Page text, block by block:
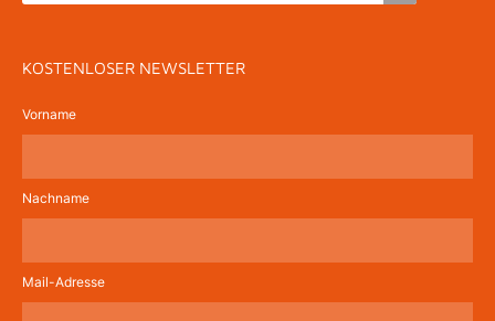
KOSTENLOSER NEWSLETTER
Vorname
Nachname
Mail-Adresse